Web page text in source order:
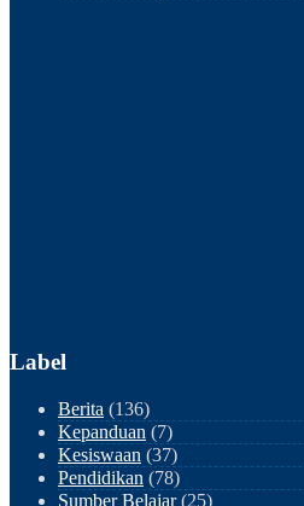
Label
Berita (136)
Kepanduan (7)
Kesiswaan (37)
Pendidikan (78)
Sumber Belajar(25)